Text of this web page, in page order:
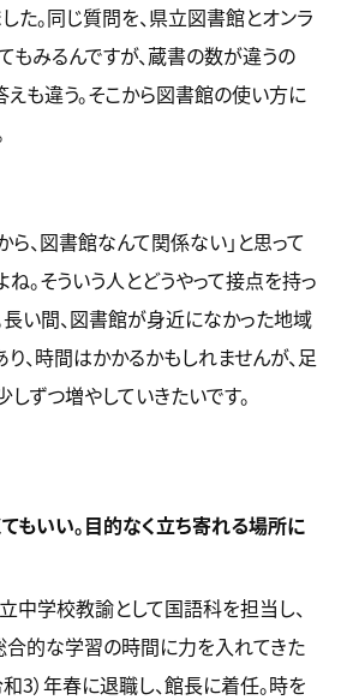
た。同じ質問を、県立図書館とオンラ
もみるんですが、蔵書の数が違うの
えも違う。そこから図書館の使い方に
ら、図書館なんて関係ない」と思って
。そういう人とどうやって接点を持っ
長い間、図書館が身近になかった地域
、時間はかかるかもしれませんが、足
ずつ増やしていきたいです。
てもいい。目的なく立ち寄れる場所に
中学校教諭として国語科を担当し、
的な学習の時間に力を入れてきた
和3）年春に退職し、館長に着任。時を